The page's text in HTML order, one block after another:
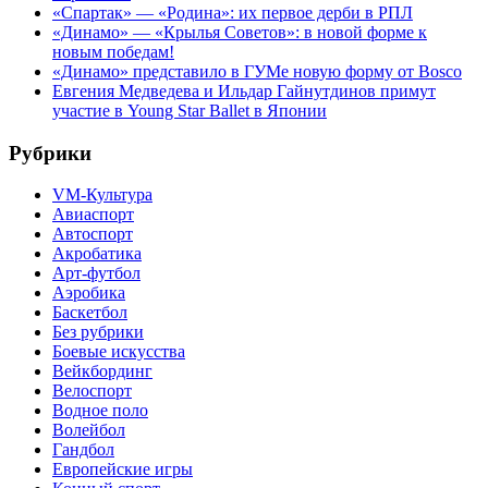
«Спартак» — «Родина»: их первое дерби в РПЛ
«Динамо» — «Крылья Советов»: в новой форме к
новым победам!
«Динамо» представило в ГУМе новую форму от Bosco
Евгения Медведева и Ильдар Гайнутдинов примут
участие в Young Star Ballet в Японии
Рубрики
VM-Культура
Авиаспорт
Автоспорт
Акробатика
Арт-футбол
Аэробика
Баскетбол
Без рубрики
Боевые искусства
Вейкбординг
Велоспорт
Водное поло
Волейбол
Гандбол
Европейские игры